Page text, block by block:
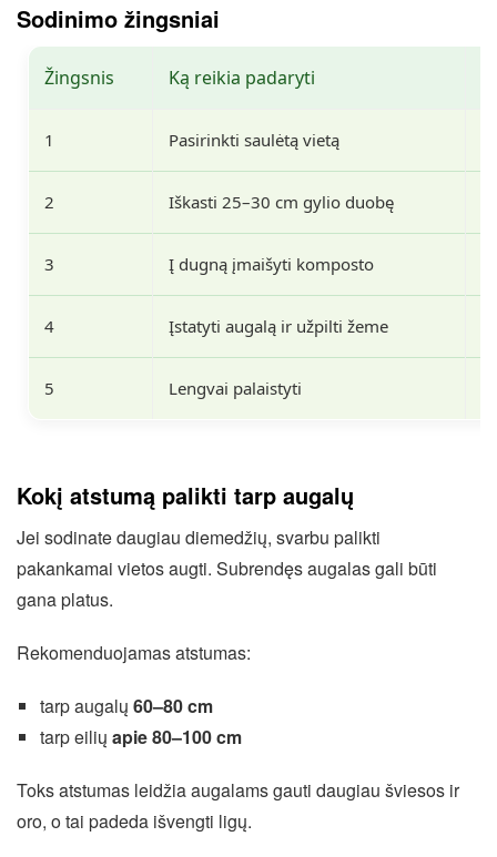
Sodinimo žingsniai
Žingsnis Ką reikia padaryti
1 Pasirinkti saulėtą vietą
2 Iškasti 25–30 cm gylio duobę
3 Į dugną įmaišyti komposto
4 Įstatyti augalą ir užpilti žeme
5 Lengvai palaistyti
Kokį atstumą palikti tarp augalų
Jei sodinate daugiau diemedžių, svarbu palikti
pakankamai vietos augti. Subrendęs augalas gali būti
gana platus.
Rekomenduojamas atstumas:
tarp augalų 60–80 cm
tarp eilių apie 80–100 cm
Toks atstumas leidžia augalams gauti daugiau šviesos ir
oro, o tai padeda išvengti ligų.